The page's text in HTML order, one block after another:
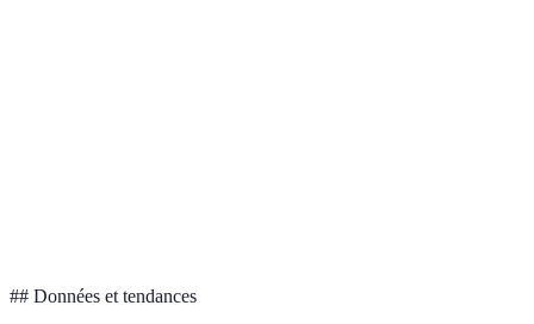
## Données et tendances